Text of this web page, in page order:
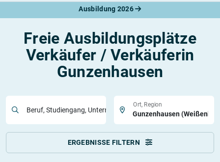
Ausbildung 2026
Freie Ausbildungsplätze
Verkäufer / Verkäuferin
Gunzenhausen
Beruf, Studiengang, Unternehmen
Ort, Region
ERGEBNISSE FILTERN